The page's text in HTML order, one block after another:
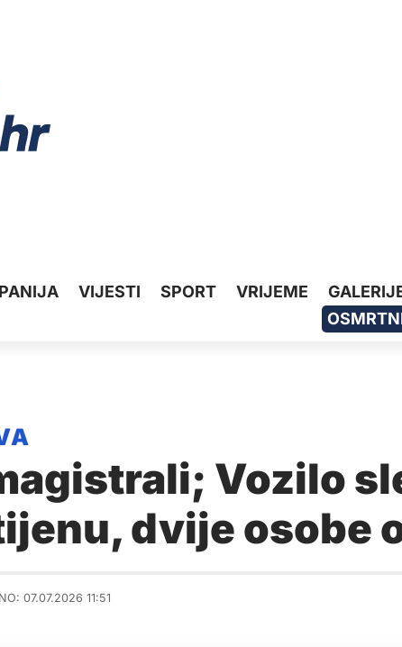
VIJESTI SPORT VRIJEME
Vozilo
dvije osobe
07.07.2026 11:51